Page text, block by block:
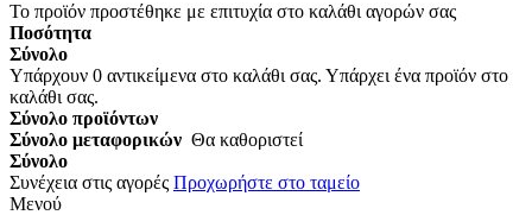
Το προϊόν προστέθηκε με επιτυχία στο καλάθι αγορών σας
Ποσότητα
Σύνολο
Υπάρχουν 0 αντικείμενα στο καλάθι σας. Υπάρχει ένα προϊόν στο
καλάθι σας.
Σύνολο προϊόντων
Σύνολο μεταφορικών Θα καθοριστεί
Σύνολο
Συνέχεια στις αγορές Προχωρήστε στο ταμείο
Μενού